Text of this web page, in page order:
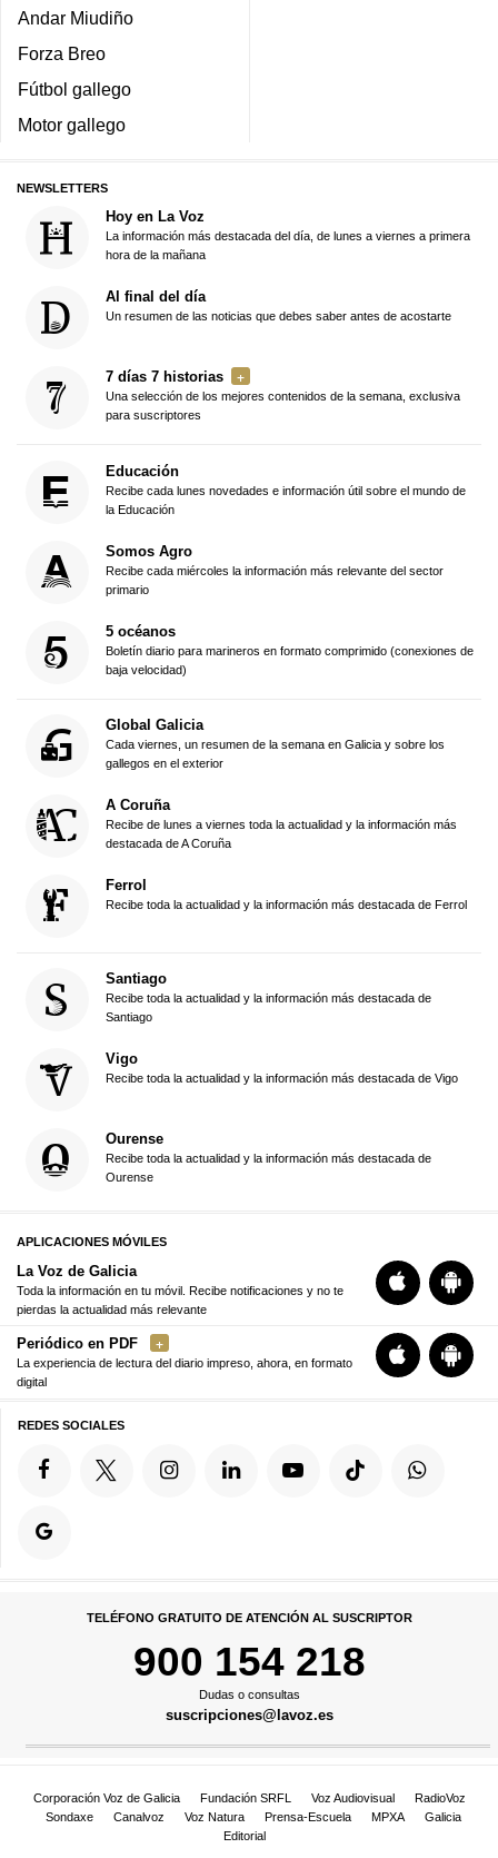
Andar Miudiño
Forza Breo
Fútbol gallego
Motor gallego
NEWSLETTERS
Hoy en La Voz
La información más destacada del día, de lunes a viernes a primera
hora de la mañana
Al final del día
Un resumen de las noticias que debes saber antes de acostarte
7 días 7 historias
Una selección de los mejores contenidos de la semana, exclusiva
para suscriptores
Educación
Recibe cada lunes novedades e información útil sobre el mundo de
la Educación
Somos Agro
Recibe cada miércoles la información más relevante del sector
primario
5 océanos
Boletín diario para marineros en formato comprimido (conexiones de
baja velocidad)
Global Galicia
Cada viernes, un resumen de la semana en Galicia y sobre los
gallegos en el exterior
A Coruña
Recibe de lunes a viernes toda la actualidad y la información más
destacada de A Coruña
Ferrol
Recibe toda la actualidad y la información más destacada de Ferrol
Santiago
Recibe toda la actualidad y la información más destacada de
Santiago
Vigo
Recibe toda la actualidad y la información más destacada de Vigo
Ourense
Recibe toda la actualidad y la información más destacada de
Ourense
APLICACIONES MÓVILES
La Voz de Galicia
Toda la información en tu móvil. Recibe notificaciones y no te
pierdas la actualidad más relevante
Periódico en PDF
La experiencia de lectura del diario impreso, ahora, en formato
digital
REDES SOCIALES
TELÉFONO GRATUITO DE ATENCIÓN AL SUSCRIPTOR
900 154 218
Dudas o consultas
suscripciones@lavoz.es
Corporación Voz de Galicia Fundación SRFL Voz Audiovisual
RadioVoz
Sondaxe
Canalvoz Voz Natura Prensa-Escuela MPXA
Galicia
Editorial